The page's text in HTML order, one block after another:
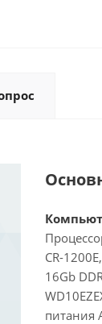
CR-
16Gb
питания